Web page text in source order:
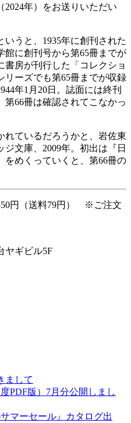
年）をお送りいただい
うと、1935年に創刊された
館に創刊号から第65冊までが
房が刊行した「コレクショ
リーズでも第65冊までが収録
年1月20日。誌面には終刊
第66冊は確認されてこなかっ
れているだろうかと、岩佐東
文庫、2009年。初出は『日
をめくっていくと、第66冊の
円（送料79円） ※ご注文
ヤギビル5F
まして
PDF版）7月分公開しまし
マーセール』カタログ出